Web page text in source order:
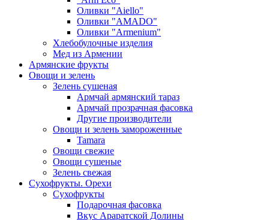
Оливки "Aiello"
Оливки "AMADO"
Оливки "Armenium"
Хлебобулочные изделия
Мед из Армении
Армянские фрукты
Овощи и зелень
Зелень сушеная
Армчай армянский тараз
Армчай прозрачная фасовка
Другие производители
Овощи и зелень замороженные
Tamara
Овощи свежие
Овощи сушеные
Зелень свежая
Сухофрукты. Орехи
Сухофрукты
Подарочная фасовка
Вкус Араратской Долины